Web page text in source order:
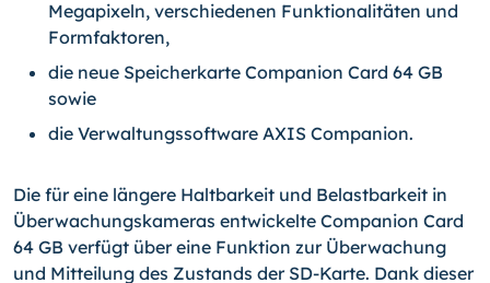
Megapixeln, verschiedenen Funktionalitäten und
Formfaktoren,
die neue Speicherkarte Companion Card 64 GB
sowie
die Verwaltungssoftware AXIS Companion.
Die für eine längere Haltbarkeit und Belastbarkeit in
Überwachungskameras entwickel­te Companion Card
64 GB verfügt über eine Funktion zur Überwachung
und Mitteilung des Zustands der SD-Karte. Dank dieser